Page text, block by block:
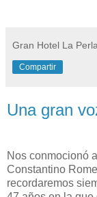
Gran Hotel La Perla
Compartir
Una gran
Nos conmocionó
Constantino
recordaremos